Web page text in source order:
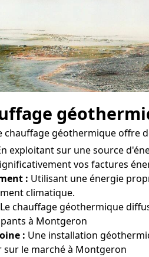
géothermique offre
exploitant sur une source
vos factures
: Utilisant une énergie
climatique.
Le chauffage géothermique
à Montgeron
: Une installation
le marché à Montgeron